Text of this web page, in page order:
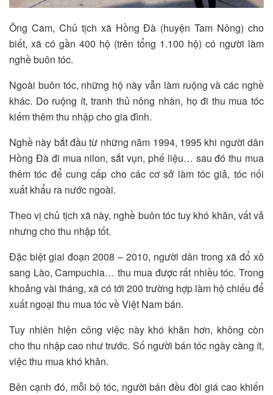
Ông Cam, Chủ tịch xã Hồng Đà (huyện Tam Nông) cho
biết, xã có gần 400 hộ (trên tổng 1.100 hộ) có người làm
nghề buôn tóc.
Ngoài buôn tóc, những hộ này vẫn làm ruộng và các nghề
khác. Do ruộng ít, tranh thủ nông nhàn, họ đi thu mua tóc
kiếm thêm thu nhập cho gia đình.
Nghề này bắt đầu từ những năm 1994, 1995 khi người dân
Hồng Đà đi mua nilon, sắt vụn, phế liệu… sau đó thu mua
thêm tóc để cung cấp cho các cơ sở làm tóc giả, tóc nối
xuất khẩu ra nước ngoài.
Theo vị chủ tịch xã này, nghề buôn tóc tuy khó khăn, vất vả
nhưng cho thu nhập tốt.
Đặc biệt giai đoạn 2008 – 2010, người dân trong xã đổ xô
sang Lào, Campuchia… thu mua được rất nhiều tóc. Trong
khoảng vài tháng, xã có tới 200 trường hợp làm hộ chiếu để
xuất ngoại thu mua tóc về Việt Nam bán.
Tuy nhiên hiện công việc này khó khăn hơn, không còn
cho thu nhập cao như trước. Số người bán tóc ngày càng ít,
việc thu mua khó khăn.
Bên cạnh đó, mỗi bộ tóc, người bán đều đòi giá cao khiến